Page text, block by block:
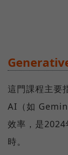
這門課程主要
AI（如
效率，是
時。